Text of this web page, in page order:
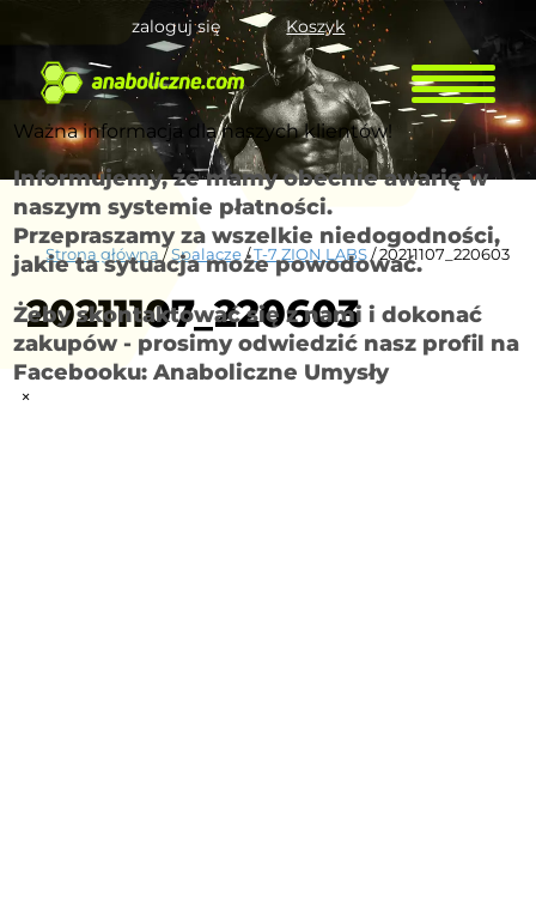
Koszyk
zaloguj się
Strona główna /Spalacze/T-7 ZION LABS/ 20211107_220603
20211107_220603
Ważna informacja dla naszych klientów!
Informujemy, że mamy obecnie awarię w
naszym systemie płatności.
Przepraszamy za wszelkie niedogodności,
jakie ta sytuacja może powodować.
Żeby skontaktować się z nami i dokonać
zakupów - prosimy odwiedzić nasz profil na
Facebooku: Anaboliczne Umysły
×